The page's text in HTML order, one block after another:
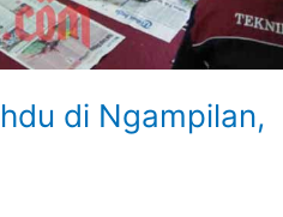
di Ngampilan,